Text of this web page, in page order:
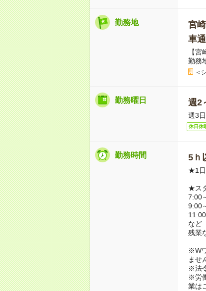
勤務地
宮
車
【
勤務
＜
勤務曜日 週2
週3
休日休
勤務時間 5ｈ
★1日
★ス
7:00
9:00
など
残業
※W
ませ
※法
※労
業は